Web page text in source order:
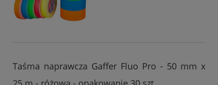
Taśma naprawcza Gaffer Fluo Pro - 50 mm x